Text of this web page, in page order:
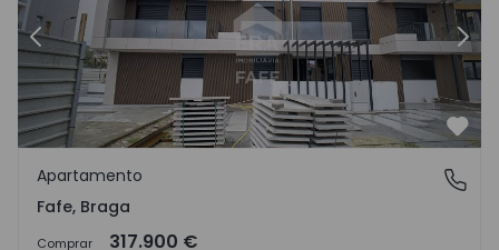
Anterior
Fafe, Braga
Apartamento
Fafe, Braga
Comprar 317.900 €